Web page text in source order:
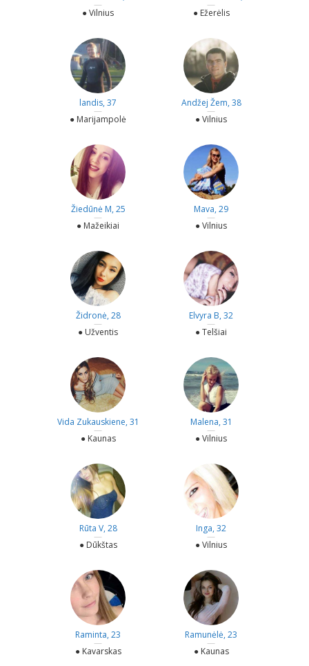
—
● Vilnius
—
● Ežerėlis
landis, 37
—
● Marijampolė
Andžej Žem, 38
—
● Vilnius
Žiedūnė M, 25
—
● Mažeikiai
Mava, 29
—
● Vilnius
Židronė, 28
—
● Užventis
Elvyra B, 32
—
● Telšiai
Vida Zukauskiene, 31
—
● Kaunas
Malena, 31
—
● Vilnius
Rūta V, 28
—
● Dūkštas
Inga, 32
—
● Vilnius
Raminta, 23
—
● Kavarskas
Ramunėlė, 23
—
● Kaunas